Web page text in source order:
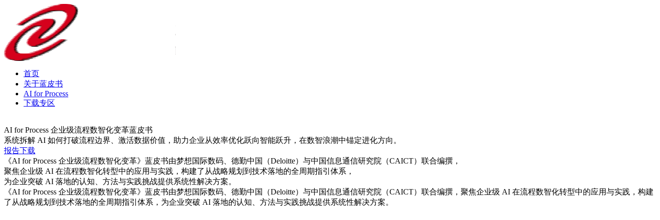
首页
关于蓝皮书
AI for Process
下载专区
AI for Process 企业级流程数智化变革蓝皮书
系统拆解 AI 如何打破流程边界、激活数据价值，助力企业从效率优化跃向智能跃升，在数智浪潮中锚定进化方向。
报告下载
《AI for Process 企业级流程数智化变革》蓝皮书由梦想国际数码、德勤中国（Deloitte）与中国信息通信研究院（CAICT）联合编撰，
聚焦企业级 AI 在流程数智化转型中的应用与实践，构建了从战略规划到技术落地的全周期指引体系，
为企业突破 AI 落地的认知、方法与实践挑战提供系统性解决方案。
《AI for Process 企业级流程数智化变革》蓝皮书由梦想国际数码、德勤中国（Deloitte）与中国信息通信研究院（CAICT）联合编撰，聚焦企业级 AI 在流程数智化转型中的应用与实践，构建
了从战略规划到技术落地的全周期指引体系，为企业突破 AI 落地的认知、方法与实践挑战提供系统性解决方案。